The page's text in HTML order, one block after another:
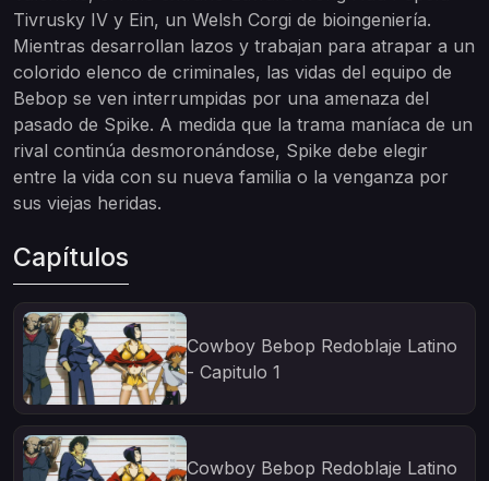
Tivrusky IV y Ein, un Welsh Corgi de bioingeniería.
Mientras desarrollan lazos y trabajan para atrapar a un
colorido elenco de criminales, las vidas del equipo de
Bebop se ven interrumpidas por una amenaza del
pasado de Spike. A medida que la trama maníaca de un
rival continúa desmoronándose, Spike debe elegir
entre la vida con su nueva familia o la venganza por
sus viejas heridas.
Capítulos
Cowboy Bebop Redoblaje Latino
- Capitulo 1
Cowboy Bebop Redoblaje Latino